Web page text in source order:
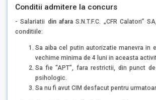
Conditii admitere la concurs
- Salariatii din afaraS.N.T.F.C. „CFR Calatori”
conditiile:
Sa aiba cel putin autorizatie manevra in
vechime minima de 4 luni in aceasta
Sa fie “APT”, fara restrictii, din punct
psihologic.
Sa nu fi avut CIM desfacut pentru